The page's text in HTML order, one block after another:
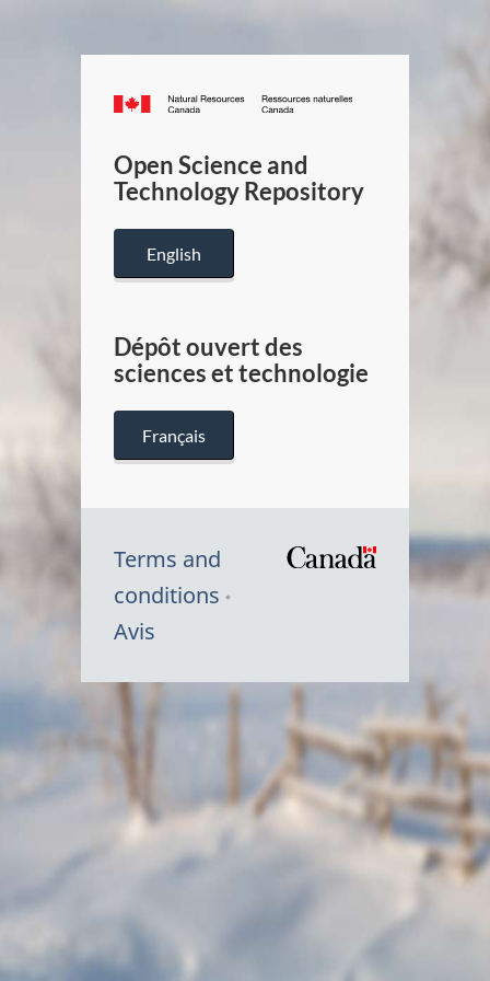
Canada.ca
/
Canada
Open Science and
Technology Repository
English
Dépôt ouvert des
sciences et technologie
Français
Terms and
conditions
Avis
Symbole
Canada